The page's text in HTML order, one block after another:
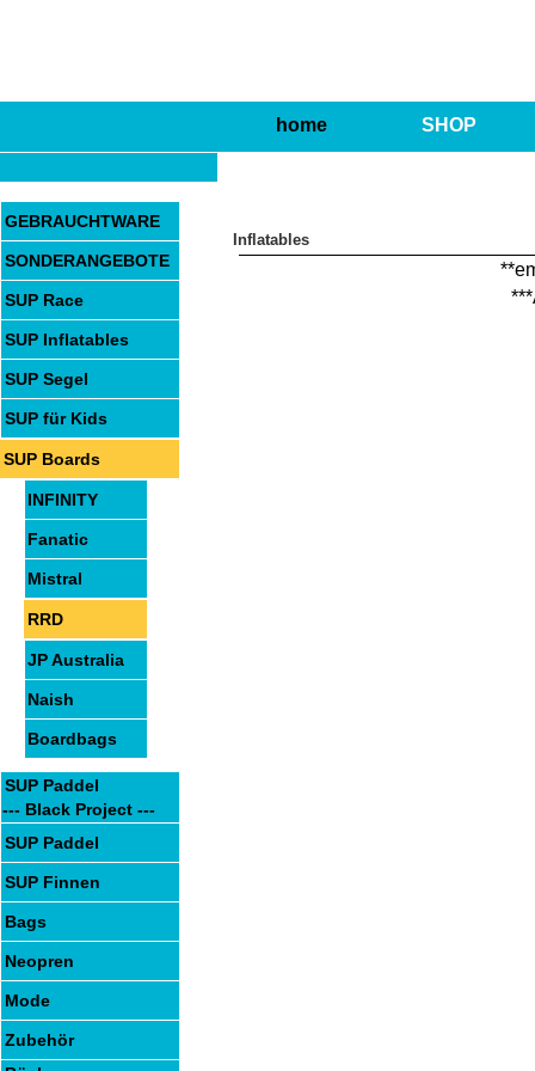
home SHOP
GEBRAUCHTWARE
SONDERANGEBOTE
SUP Race
SUP Inflatables
SUP Segel
SUP für Kids
SUP Boards
INFINITY
Fanatic
Mistral
RRD
JP Australia
Naish
Boardbags
SUP Paddel
--- Black Project ---
SUP Paddel
SUP Finnen
Bags
Neopren
Mode
Zubehör
Inflatables